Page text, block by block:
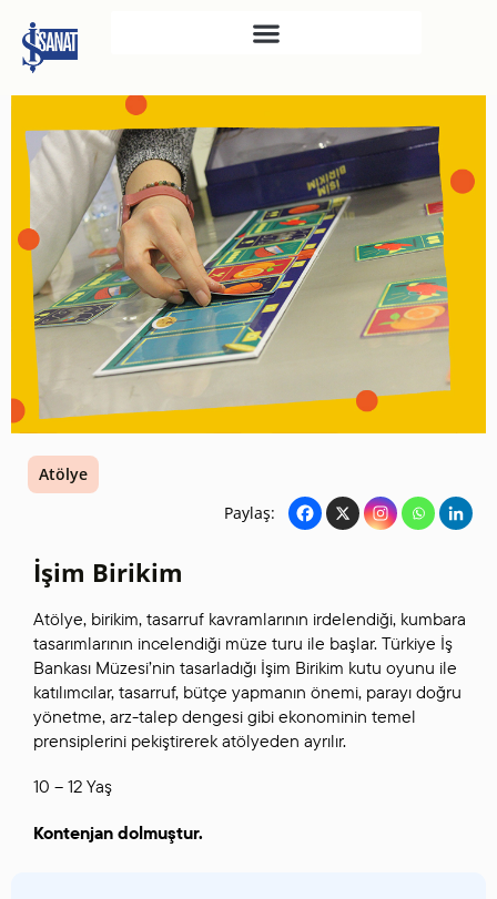
SAHNE SANATLARI
TÜRKIYE İŞ BANKASI
RESIM HEYKEL MÜZESI
TÜRKIYE İŞ BANKASI
MÜZESI
İKTISADI BAĞIMSIZLIK
MÜZESI
ATATÜRK KÜTÜPHANESI
SANAT GALERILERI
KÜLTÜREL MIRASA
DESTEK
Atölye
Paylaş:
İşim Birikim
Atölye, birikim, tasarruf kavramlarının irdelendiği, kumbara
tasarımlarının incelendiği müze turu ile başlar. Türkiye İş
Bankası Müzesi’nin tasarladığı İşim Birikim kutu oyunu ile
katılımcılar, tasarruf, bütçe yapmanın önemi, parayı doğru
yönetme, arz-talep dengesi gibi ekonominin temel
prensiplerini pekiştirerek atölyeden ayrılır.
10 – 12 Yaş
Kontenjan dolmuştur.